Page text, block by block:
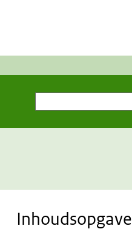
Zoeken
Inhoudsopgave